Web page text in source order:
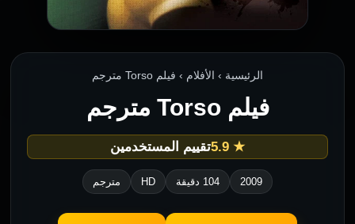
الرئيسية › الأفلام › فيلم Torso مترجم
فيلم Torso مترجم
★ 5.9 تقييم المستخدمين
2009 104 دقيقة HD مترجم